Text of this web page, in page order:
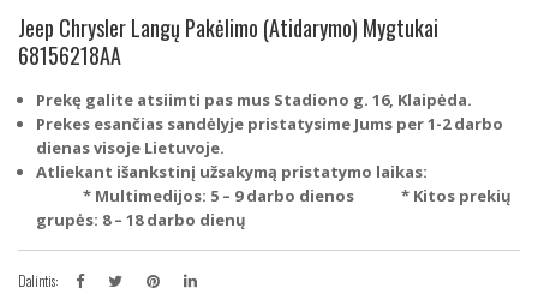
Jeep Chrysler Langų Pakėlimo (Atidarymo) Mygtukai
68156218AA
Prekę galite atsiimti pas mus Stadiono g. 16, Klaipėda.
Prekes esančias sandėlyje pristatysime Jums per 1-2 darbo
dienas visoje Lietuvoje.
Atliekant išankstinį užsakymą pristatymo laikas:
* Multimedijos: 5 – 9 darbo dienos * Kitos prekių
grupės: 8 – 18 darbo dienų
Dalintis: